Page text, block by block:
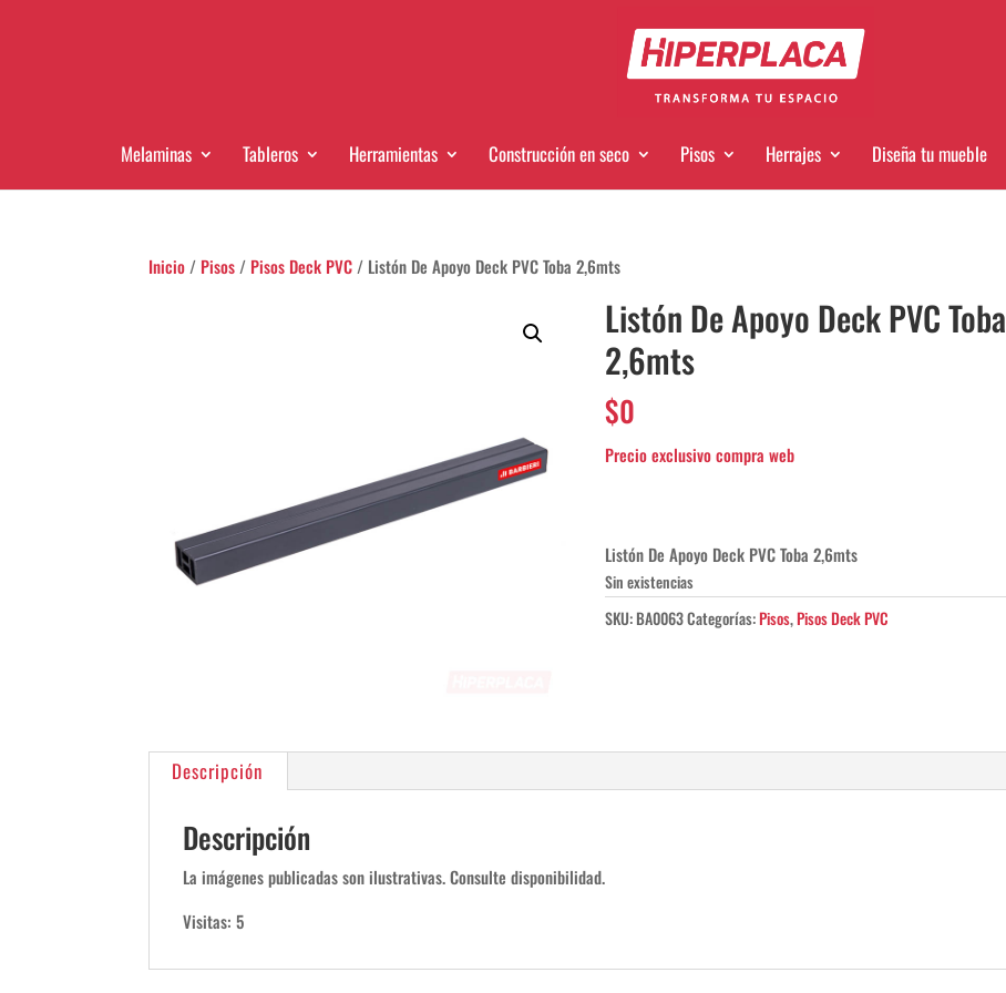
Melaminas Tableros Herramientas Construcción en seco Pisos Herrajes Diseña tu mueble
Inicio / Pisos / Pisos Deck PVC / Listón De Apoyo Deck PVC Toba 2,6mts
Listón De Apoyo Deck PVC Toba
2,6mts
$0
Listón De Apoyo Deck PVC Toba 2,6mts
Sin existencias
SKU:BA0063Categorías:Pisos,Pisos Deck PVC
Descripción
Descripción
La imágenes publicadas son ilustrativas. Consulte disponibilidad.
Visitas: 5